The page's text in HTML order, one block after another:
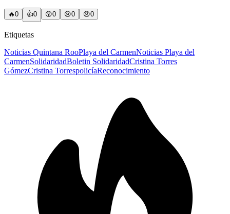
🔥0 👍0 😲0 😢0 😠0
Etiquetas
Noticias Quintana RooPlaya del CarmenNoticias Playa del
CarmenSolidaridadBoletin SolidaridadCristina Torres
GómezCristina TorrespolicíaReconocimiento